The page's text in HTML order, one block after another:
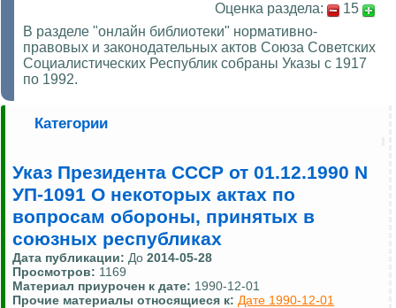
Оценка раздела:
15
В разделе "онлайн библиотеки" нормативно-
правовых и законодательных актов Союза Советских
Социалистических Республик собраны Указы с 1917
по 1992.
Категории
Указ Президента СССР от 01.12.1990 N
УП-1091 О некоторых актах по
вопросам обороны, принятых в
союзных республиках
Дата публикации: До 2014-05-28
Просмотров: 1169
Материал приурочен к дате: 1990-12-01
Прочие материалы относящиеся к: Дате 1990-12-01